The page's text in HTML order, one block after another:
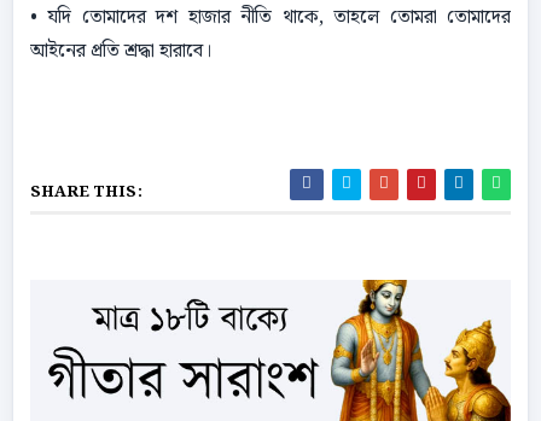
• যদি তােমাদের দশ হাজার নীতি থাকে, তাহলে তােমরা তােমাদের
আইনের প্রতি শ্রদ্ধা হারাবে।
SHARE THIS: